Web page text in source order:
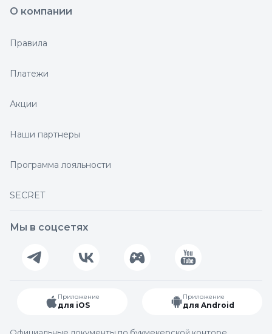
О компании
Правила
Платежи
Акции
Наши партнеры
Программа лояльности
SECRET
Мы в соцсетях
Приложение
для iOS
Приложение
для Android